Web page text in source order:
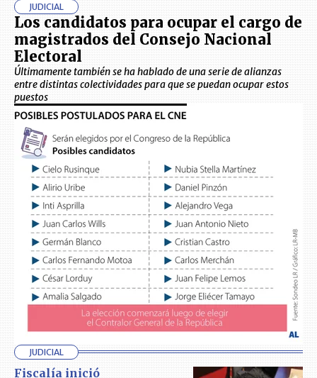
JUDICIAL
Los candidatos para ocupar el cargo de
magistrados del Consejo Nacional
Electoral
Últimamente también se ha hablado de una serie de alianzas
entre distintas colectividades para que se puedan ocupar estos
puestos
JUDICIAL
Fiscalía inició